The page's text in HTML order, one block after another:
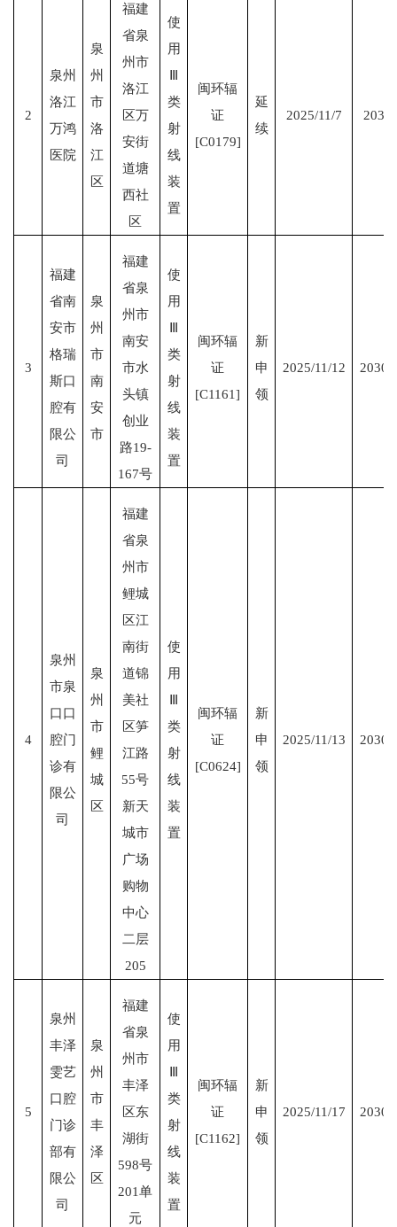
2
泉州
洛江
万鸿
医院
泉
州
市
洛
江
区
福建
省泉
州市
洛江
区万
安街
道塘
西社
区
使
用
Ⅲ
类
射
线
装
置
闽环辐
证
[C0179]
延
续
2025/11/7
3
福建
省南
安市
格瑞
斯口
腔有
限公
司
泉
州
市
南
安
市
福建
省泉
州市
南安
市水
头镇
创业
路19-
167号
使
用
Ⅲ
类
射
线
装
置
闽环辐
证
[C1161]
新
申
领
2025/11/12 2030/
4
泉州
市泉
口口
腔门
诊有
限公
司
泉
州
市
鲤
城
区
福建
省泉
州市
鲤城
区江
南街
道锦
美社
区笋
江路
55号
新天
城市
广场
购物
中心
二层
205
使
用
Ⅲ
类
射
线
装
置
闽环辐
证
[C0624]
新
申
领
2025/11/13 2030/
5
泉州
丰泽
雯艺
口腔
门诊
部有
限公
司
泉
州
市
丰
泽
区
福建
省泉
州市
丰泽
区东
湖街
598号
201单
元
使
用
Ⅲ
类
射
线
装
置
闽环辐
证
[C1162]
新
申
领
2025/11/17 2030/